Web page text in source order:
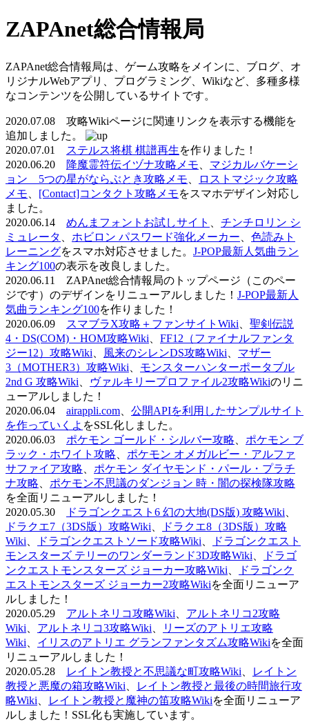
ZAPAnet総合情報局
ZAPAnet総合情報局は、ゲーム攻略をメインに、ブログ、オ
リジナルWebアプリ、プログラミング、Wikiなど、多種多様
なコンテンツを公開しているサイトです。
2020.07.08 攻略Wikiページに関連リンクを表示する機能を
追加しました。
2020.07.01
ステルス将棋 棋譜再生を作りました！
2020.06.20
降魔霊符伝イヅナ攻略メモ
マジカルバケーシ
ョン 5つの星がならぶとき攻略メモ
ロストマジック攻略
メモ
[Contact]コンタクト攻略メモをスマホデザイン対応し
ました。
2020.06.14 めんまフォントお試しサイト
チンチロリン シ
ミュレータ
ホビロン パスワード強化メーカー
色読みト
レーニングをスマホ対応させました。 J-POP最新人気曲ラン
キング100の表示を改良しました。
2020.06.11 ZAPAnet総合情報局のトップページ（このペー
ジです）のデザインをリニューアルしました！ J-POP最新人
気曲ランキング100を作りました！
2020.06.09
スマブラX攻略＋ファンサイトWiki
聖剣伝説
4・DS(COM)・HOM攻略Wiki
FF12（ファイナルファンタ
ジー12）攻略Wiki
風来のシレンDS攻略Wiki
マザー
3（MOTHER3）攻略Wiki
モンスターハンターポータブル
2nd G 攻略Wiki
ヴァルキリープロファイル2攻略Wikiのリニ
ューアルしました！
2020.06.04 airappli.com
公開APIを利用したサンプルサイト
を作っていくよ をSSL化しました。
2020.06.03 ポケモン ゴールド・シルバー攻略
ポケモン ブ
ラック・ホワイト攻略
ポケモン オメガルビー・アルファ
サファイア攻略
ポケモン ダイヤモンド・パール・プラチ
ナ攻略
ポケモン不思議のダンジョン 時・闇の探検隊攻略
を全面リニューアルしました！
2020.05.30
ドラゴンクエスト6 幻の大地(DS版) 攻略Wiki
ドラクエ7（3DS版）攻略Wiki
ドラクエ8（3DS版）攻略
Wiki
ドラゴンクエストソード攻略Wiki
ドラゴンクエスト
モンスターズ テリーのワンダーランド3D攻略Wiki
ドラゴ
ンクエストモンスターズ ジョーカー攻略Wiki
ドラゴンク
エストモンスターズ ジョーカー2攻略Wikiを全面リニューア
ルしました！
2020.05.29 アルトネリコ攻略Wiki
アルトネリコ2攻略
Wiki
アルトネリコ3攻略Wiki
リーズのアトリエ攻略
Wiki
イリスのアトリエ グランファンタズム攻略Wikiを全面
リニューアルしました！
2020.05.28
レイトン教授と不思議な町攻略Wiki
レイトン
教授と悪魔の箱攻略Wiki
レイトン教授と最後の時間旅行攻
略Wiki
レイトン教授と魔神の笛攻略Wikiを全面リニューア
ルしました！SSL化も実施しています。